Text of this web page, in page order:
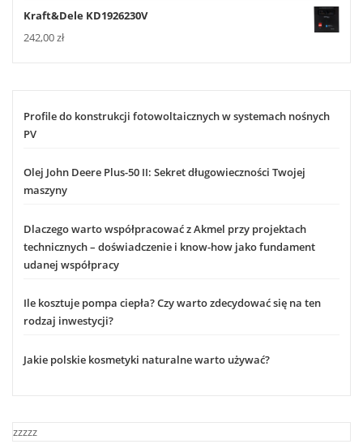
Kraft&Dele KD1926230V
242,00zł
Profile do konstrukcji fotowoltaicznych w systemach nośnych
PV
Olej John Deere Plus-50 II: Sekret długowieczności Twojej
maszyny
Dlaczego warto współpracować z Akmel przy projektach
technicznych – doświadczenie i know-how jako fundament
udanej współpracy
Ile kosztuje pompa ciepła? Czy warto zdecydować się na ten
rodzaj inwestycji?
Jakie polskie kosmetyki naturalne warto używać?
zzzzz